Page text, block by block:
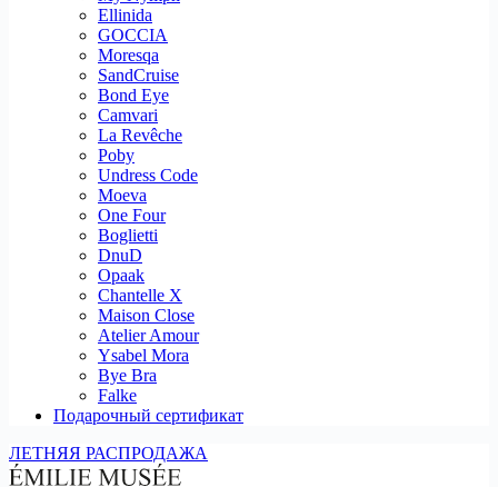
Ellinida
GOCCIA
Moresqa
SandCruise
Bond Eye
Camvari
La Revêche
Poby
Undress Code
Moeva
One Four
Boglietti
DnuD
Opaak
Chantelle X
Maison Close
Atelier Amour
Ysabel Mora
Bye Bra
Falke
Подарочный сертификат
ЛЕТНЯЯ РАСПРОДАЖА